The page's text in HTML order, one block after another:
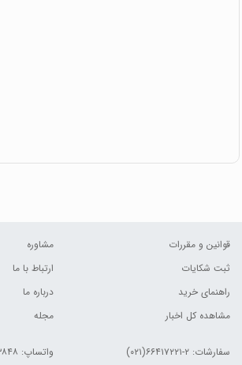
قوانین و مقررات
ثبت شکایات
راهنمای خرید
مشاهده کل اخبار
مشاوره
ارتباط با ما
درباره ما
مجله
سفارشات: ۲-۶۶۴۱۷۲۲۱(۰۲۱) واتساپ: ۰۹۱۲۴۵۰۳۸۴۸